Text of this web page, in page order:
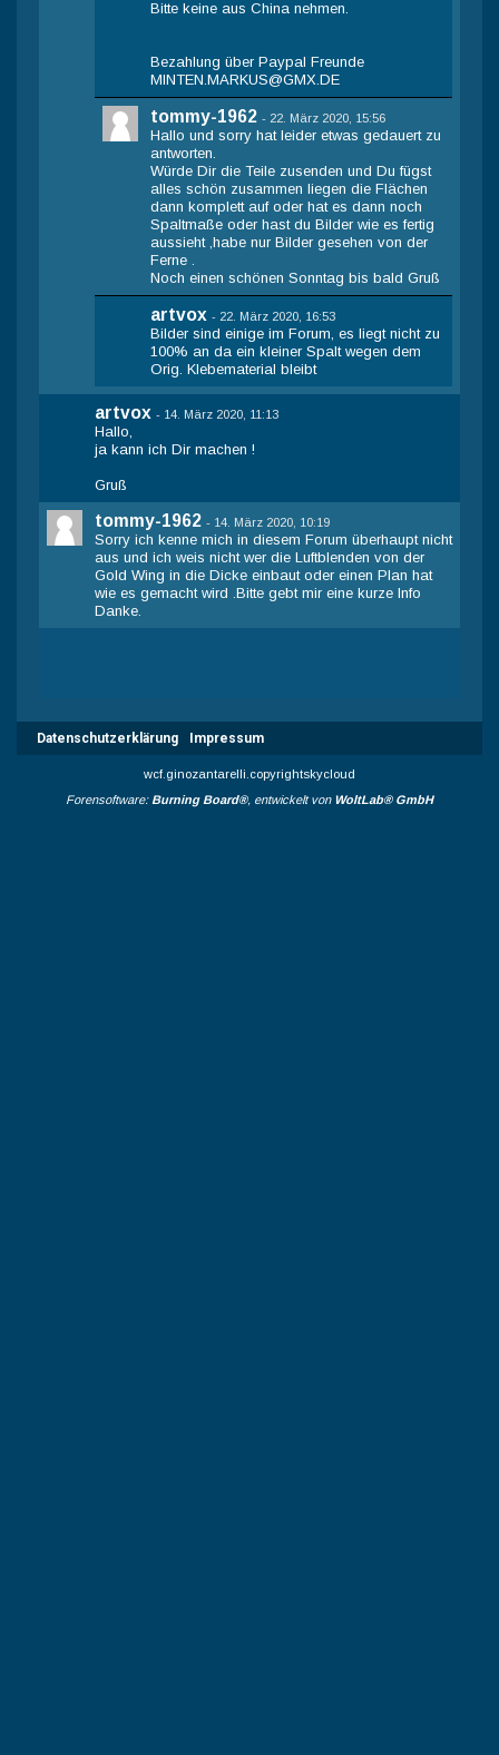
Bitte keine aus China nehmen.
Bezahlung über Paypal Freunde
MINTEN.MARKUS@GMX.DE
tommy-1962 - 22. März 2020, 15:56
Hallo und sorry hat leider etwas gedauert zu
antworten.
Würde Dir die Teile zusenden und Du fügst
alles schön zusammen liegen die Flächen
dann komplett auf oder hat es dann noch
Spaltmaße oder hast du Bilder wie es fertig
aussieht ,habe nur Bilder gesehen von der
Ferne .
Noch einen schönen Sonntag bis bald Gruß
artvox - 22. März 2020, 16:53
Bilder sind einige im Forum, es liegt nicht zu
100% an da ein kleiner Spalt wegen dem
Orig. Klebematerial bleibt
artvox - 14. März 2020, 11:13
Hallo,
ja kann ich Dir machen !
Gruß
tommy-1962 - 14. März 2020, 10:19
Sorry ich kenne mich in diesem Forum überhaupt nicht
aus und ich weis nicht wer die Luftblenden von der
Gold Wing in die Dicke einbaut oder einen Plan hat
wie es gemacht wird .Bitte gebt mir eine kurze Info
Danke.
Datenschutzerklärung Impressum
wcf.ginozantarelli.copyrightskycloud
Forensoftware: Burning Board®, entwickelt von WoltLab® GmbH